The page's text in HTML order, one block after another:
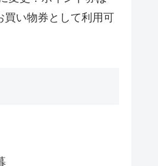
買い物券として利用可